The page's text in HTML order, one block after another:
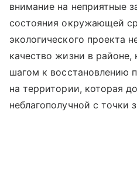
внимание на неприятные
состояния окружающей
экологического проекта
качество жизни в
шагом к восстановлению
на территории, которая
неблагополучной с точки